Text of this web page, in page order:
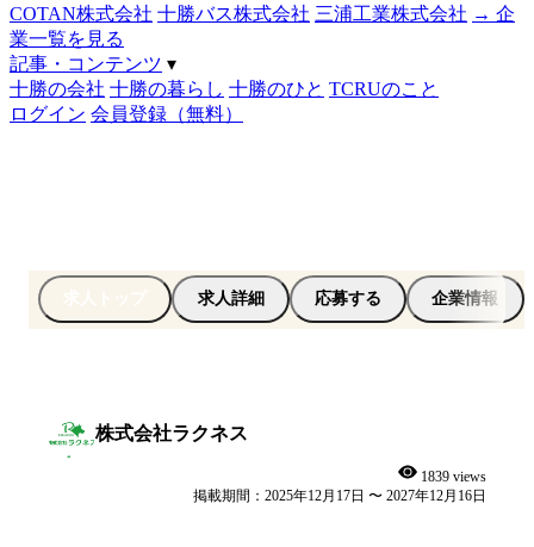
COTAN株式会社 十勝バス株式会社 三浦工業株式会社 → 企
業一覧を見る
記事・コンテンツ ▾
十勝の会社 十勝の暮らし 十勝のひと TCRUのこと
ログイン 会員登録（無料）
求人詳細 応募する 企業情報
株式会社ラクネス
1839 views
掲載期間：2025年12月17日 〜 2027年12月16日